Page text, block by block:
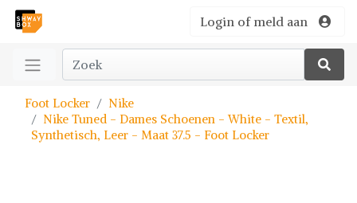
Login of meld aan
Foot Locker
Nike
Nike Tuned - Dames Schoenen - White - Textil,
Synthetisch, Leer - Maat 37.5 - Foot Locker